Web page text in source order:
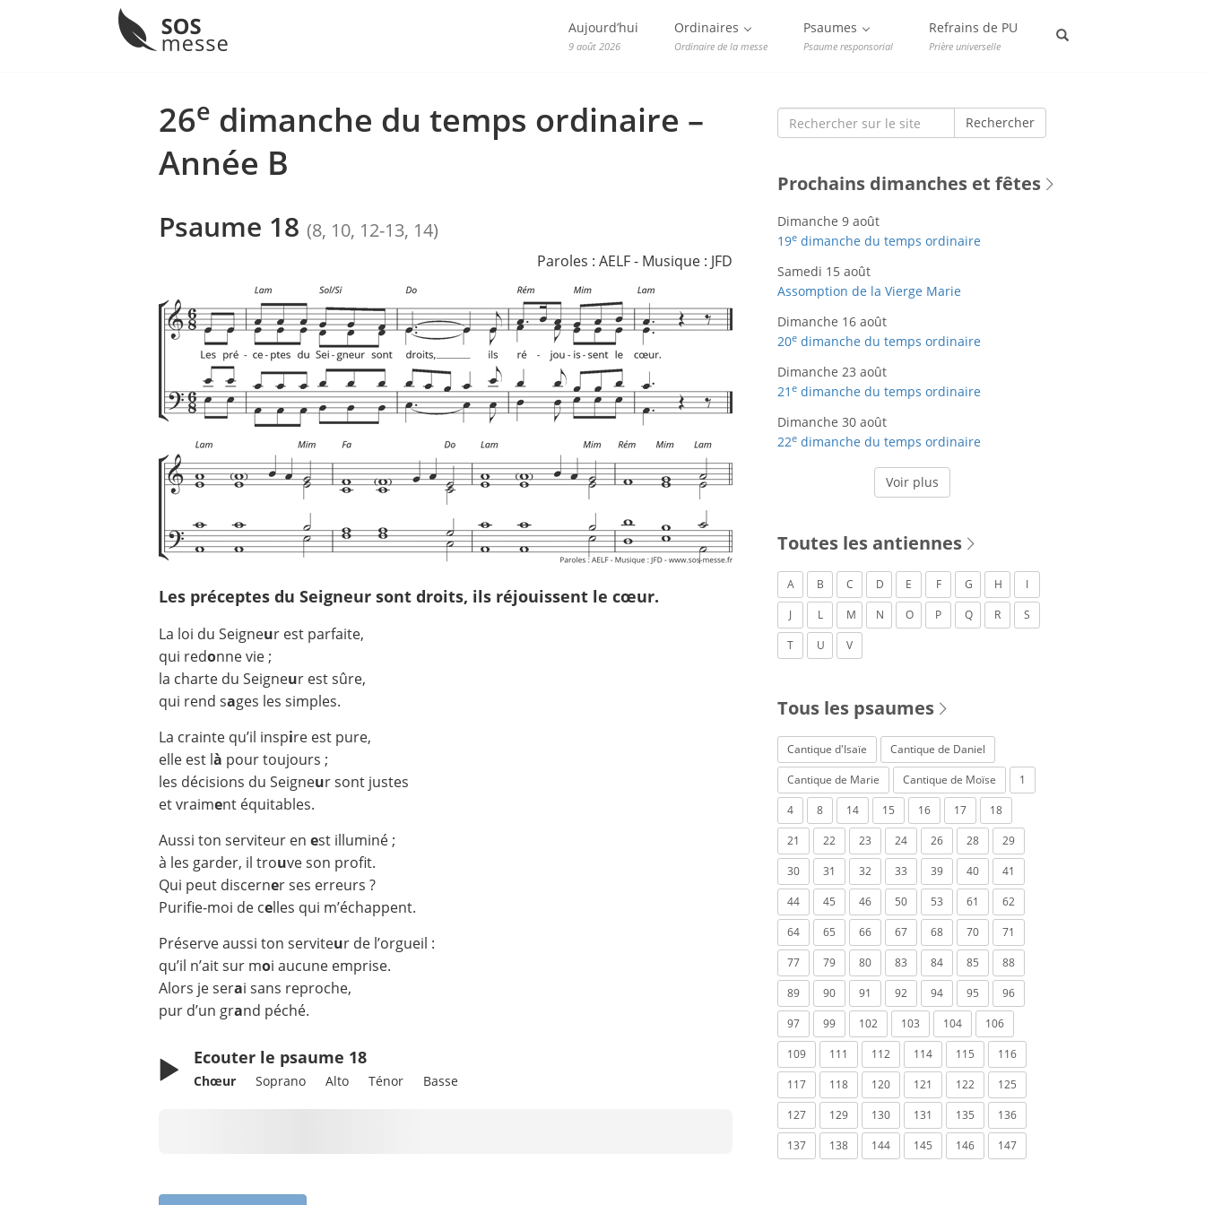
Menu Aujourd’hui
9 août 2026
Ordinaires
Ordinaire de la messe
Psaumes
Psaume responsorial
Refrains de PU
Prière universelle
26e dimanche du temps ordinaire –
Année B
Psaume 18 (8, 10, 12-13, 14)
Paroles : AELF - Musique : JFD
Les préceptes du Seigneur sont droits, ils réjouissent le cœur.
La loi du Seigneur est parfaite,
qui redonne vie ;
la charte du Seigneur est sûre,
qui rend sages les simples.
La crainte qu’il inspire est pure,
elle est là pour toujours ;
les décisions du Seigneur sont justes
et vraiment équitables.
Aussi ton serviteur en est illuminé ;
à les garder, il trouve son profit.
Qui peut discerner ses erreurs ?
Purifie-moi de celles qui m’échappent.
Préserve aussi ton serviteur de l’orgueil :
qu’il n’ait sur moi aucune emprise.
Alors je serai sans reproche,
pur d’un grand péché.
Ecouter le psaume 18
Chœur Soprano Alto Ténor Basse
Search
for:
Rechercher
Prochains dimanches et fêtes
Dimanche 9 août
19e dimanche du temps ordinaire
Samedi 15 août
Assomption de la Vierge Marie
Dimanche 16 août
20e dimanche du temps ordinaire
Dimanche 23 août
21 e dimanche du temps ordinaire
Dimanche 30 août
22e dimanche du temps ordinaire
Voir plus
Toutes les antiennes
A B C D E F G H
I
J
L M N O P Q R
S
T
U V
Tous les psaumes
Cantique d'Isaïe
Cantique de Daniel
Cantique de Marie
Cantique de Moïse
1
4
8 14 15 16 17
18
21
22 23 24 26 28
29
30
31 32 33 39 40
41
44
45 46 50 53 61
62
64
65 66 67 68 70
71
77
79 80 83 84 85
88
89
90 91 92 94 95
96
97
99 102 103 104
106
109
111 112 114 115
116
117
118 120 121 122
125
127
129 130 131 135
136
137
138 144 145 146 147